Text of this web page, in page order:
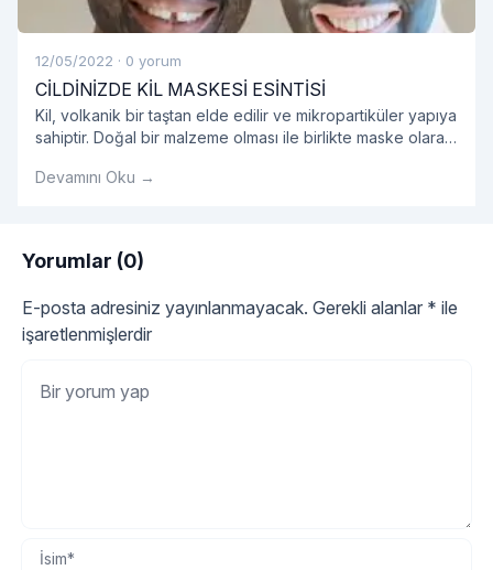
12/05/2022 · 0 yorum
CİLDİNİZDE KİL MASKESİ ESİNTİSİ
Kil, volkanik bir taştan elde edilir ve mikropartiküler yapıya
sahiptir. Doğal bir malzeme olması ile birlikte maske olarak
Devamını Oku →
Yorumlar (0)
E-posta adresiniz yayınlanmayacak. Gerekli alanlar * ile
işaretlenmişlerdir